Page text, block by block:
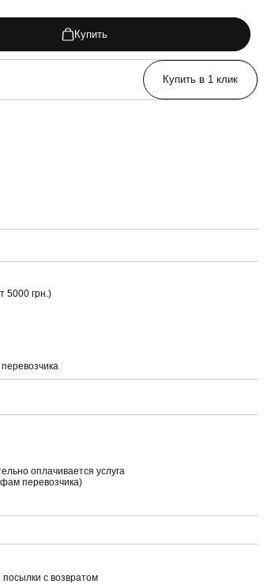
Купить
Купить в 1 клик
5000 грн.)
оплачивается услуга
перевозчика)
посылки с возвратом